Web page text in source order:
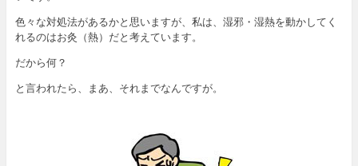
色々な対処法があるかと思いますが、私は、湿邪・湿熱を動かしてく
れるのはお灸（熱）だと考えています。
だから何？
と言われたら、まあ、それまでなんですが。